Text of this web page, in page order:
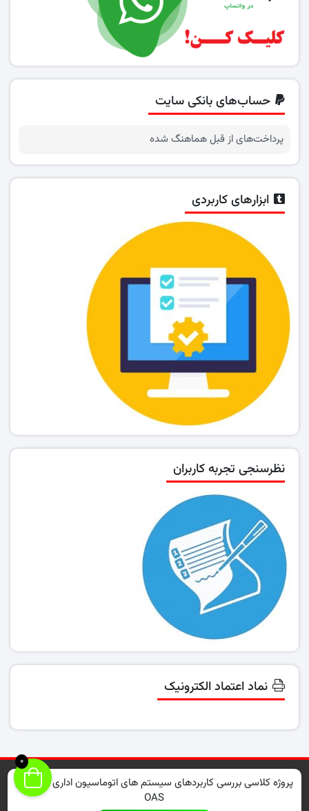
حساب‌های بانکی سایت
پرداخت‌های از قبل هماهنگ شده
ابزارهای کاربردی
نظرسنجی تجربه کاربران
نماد اعتماد الکترونیک
" می باشد. موارد کپی شده از
سایت توسط مراجع ذیربط پیگیری خواهد شد.
0
پروژه کلاسی بررسی کاربردهای سیستم های اتوماسیون اداری در ورزش
OAS